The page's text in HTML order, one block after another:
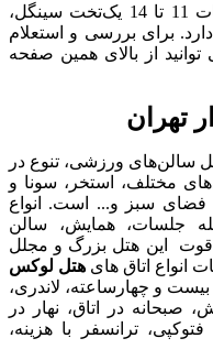
سوئیت سه‌نفره پرزیدنت EF در طبقات 11 تا 14 یک‌تخت سینگل،
برای بررسی و استعلام
توانید از بالای همین صفحه
تهران
هتل 5 ستاره شامل سالن‌های ورزشی، تنوع در
مختلف، استخر، سونا و
فضای سبز و... است. انواع
جلسات، همایش، سالن
قوت این هتل بزرگ و مجلل
انواع اتاق‌ های هتل لوکس
و چهارساعته، لاندری،
صبحانه در اتاق، نهار در
ترانسفر با هزینه،